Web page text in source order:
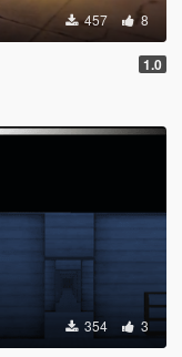
457 8
1.0
354 3